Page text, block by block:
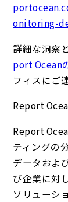
onitoring-
詳細な洞察
port Ocean
フィスにご
Report
Report
ティングの
データおよ
び企業に対
ソリューシ